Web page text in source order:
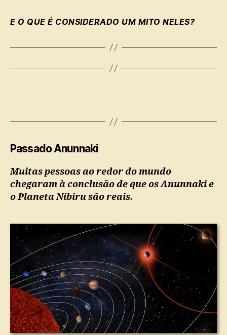
E O QUE É CONSIDERADO UM MITO NELES?
Passado Anunnaki
Muitas pessoas ao redor do mundo
chegaram à conclusão de que os Anunnaki e
o Planeta Nibiru são reais.